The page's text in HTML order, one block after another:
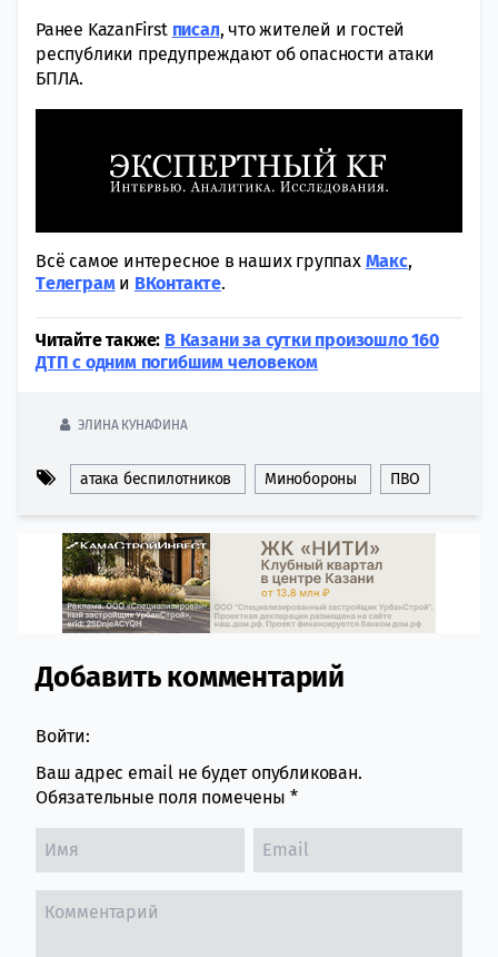
Ранее KazanFirst писал, что жителей и гостей
республики предупреждают об опасности атаки
БПЛА.
Всё самое интересное в наших группах Макс,
Tелеграми ВКонтакте.
Читайте также: В Казани за сутки произошло 160
ДТП с одним погибшим человеком
ЭЛИНА КУНАФИНА
атака беспилотников Минобороны ПВО
Comment section
Добавить комментарий
Войти:
Ваш адрес email не будет опубликован.
Обязательные поля помечены *